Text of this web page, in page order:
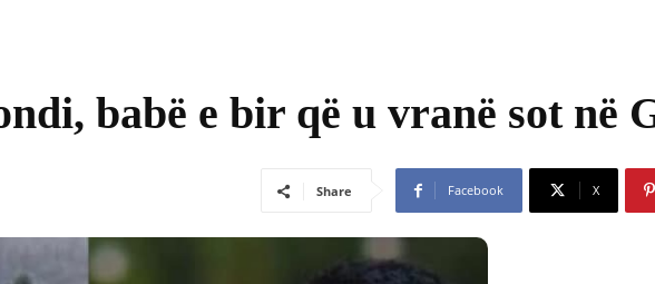
babë e bir që u vranë sot në
Share Facebook X